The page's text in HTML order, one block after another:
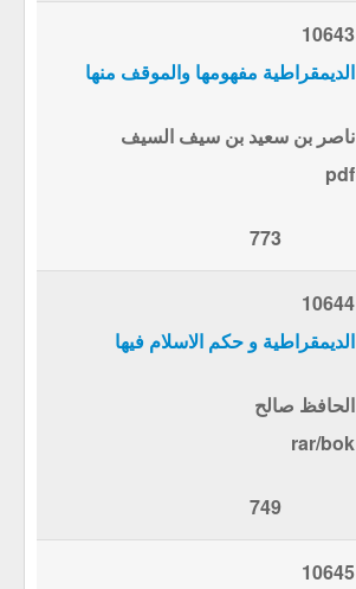
10643
الديمقراطية مفهومها والموقف منها
ناصر بن سعيد بن سيف السيف
pdf
773
10644
الديمقراطية و حكم الاسلام فيها
الحافظ صالح
rar/bok
749
10645